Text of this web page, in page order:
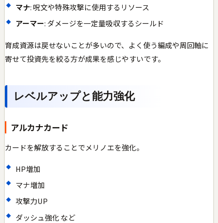
マナ: 呪文や特殊攻撃に使用するリソース
アーマー: ダメージを一定量吸収するシールド
育成資源は戻せないことが多いので、よく使う編成や周回軸に
寄せて投資先を絞る方が成果を感じやすいです。
レベルアップと能力強化
アルカナカード
カードを解放することでメリノエを強化。
HP増加
マナ増加
攻撃力UP
ダッシュ強化 など